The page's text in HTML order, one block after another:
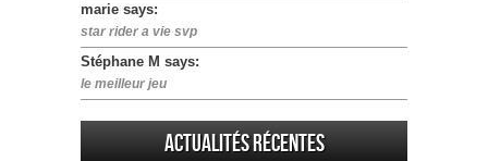
marie says:
star rider a vie svp
Stéphane M says:
le meilleur jeu
Actualités Récentes